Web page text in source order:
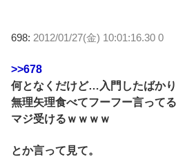
698: 2012/01/27(金) 10:01:16.30 0
>>678
何となくだけど…入門したばか
無理矢理食べてフーフー言って
マジ受けるｗｗｗｗ
とか言って見て。